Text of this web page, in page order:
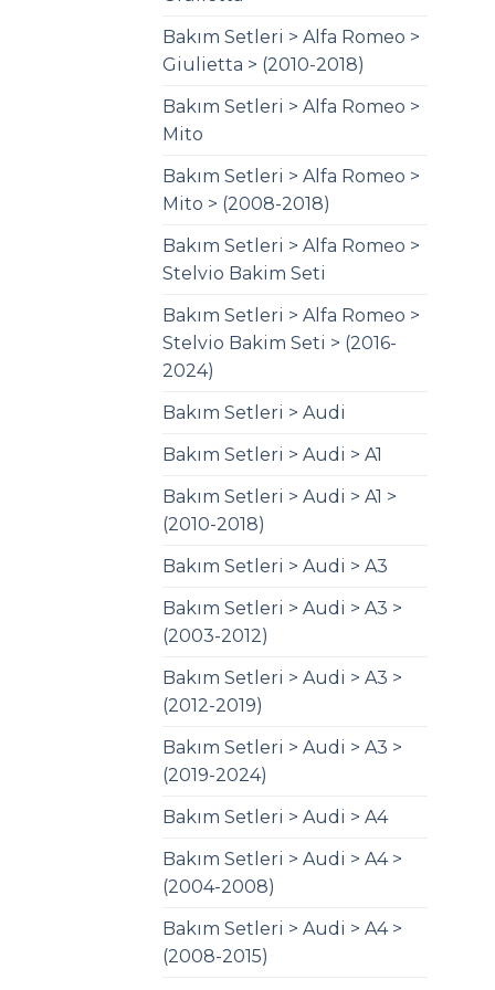
Bakım Setleri > Alfa Romeo >
Giulietta > (2010-2018)
Bakım Setleri > Alfa Romeo >
Mito
Bakım Setleri > Alfa Romeo >
Mito > (2008-2018)
Bakım Setleri > Alfa Romeo >
Stelvio Bakim Seti
Bakım Setleri > Alfa Romeo >
Stelvio Bakim Seti > (2016-
2024)
Bakım Setleri > Audi
Bakım Setleri > Audi > A1
Bakım Setleri > Audi > A1 >
(2010-2018)
Bakım Setleri > Audi > A3
Bakım Setleri > Audi > A3 >
(2003-2012)
Bakım Setleri > Audi > A3 >
(2012-2019)
Bakım Setleri > Audi > A3 >
(2019-2024)
Bakım Setleri > Audi > A4
Bakım Setleri > Audi > A4 >
(2004-2008)
Bakım Setleri > Audi > A4 >
(2008-2015)